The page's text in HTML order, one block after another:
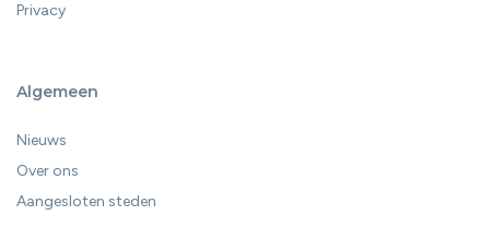
Privacy
Algemeen
Nieuws
Over ons
Aangesloten steden